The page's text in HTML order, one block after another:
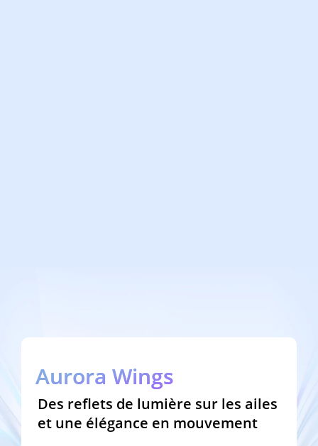
Aurora Wings
Des reflets de lumière sur les ailes
et une élégance en mouvement